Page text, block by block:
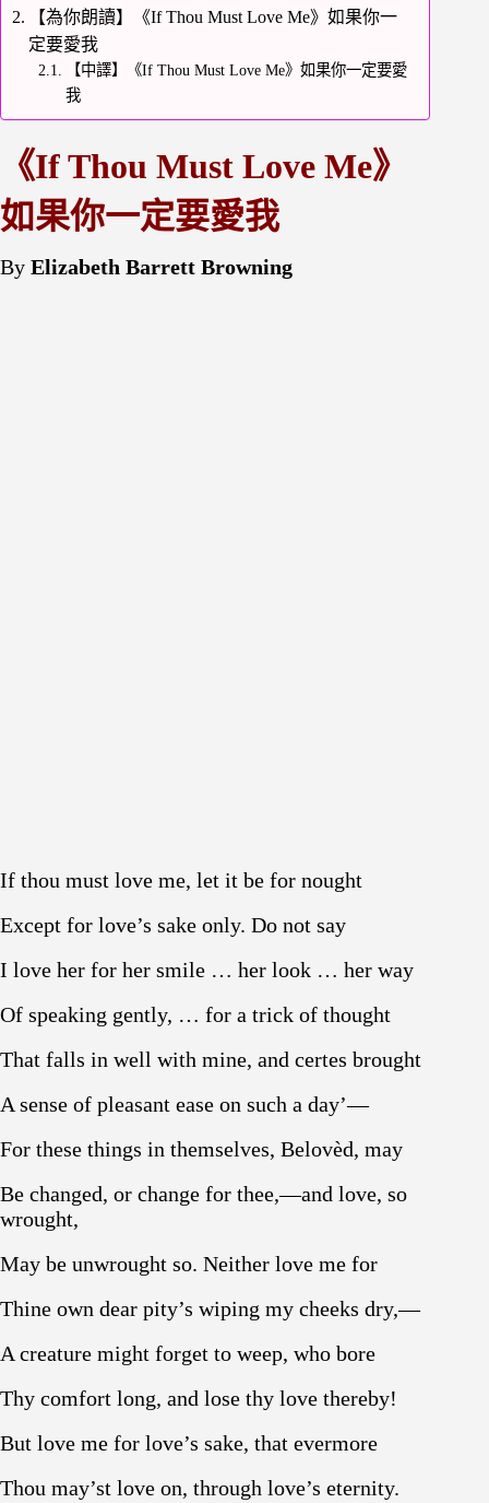
【為你朗讀】《If Thou Must Love Me》如果你一
定要愛我
【中譯】《If Thou Must Love Me》如果你一定要愛
我
《If Thou Must Love Me》
如果你一定要愛我
By Elizabeth Barrett Browning
If thou must love me, let it be for nought
Except for love’s sake only. Do not say
I love her for her smile … her look … her way
Of speaking gently, … for a trick of thought
That falls in well with mine, and certes brought
A sense of pleasant ease on such a day’—
For these things in themselves, Belovèd, may
Be changed, or change for thee,—and love, so
wrought,
May be unwrought so. Neither love me for
Thine own dear pity’s wiping my cheeks dry,—
A creature might forget to weep, who bore
Thy comfort long, and lose thy love thereby!
But love me for love’s sake, that evermore
Thou may’st love on, through love’s eternity.